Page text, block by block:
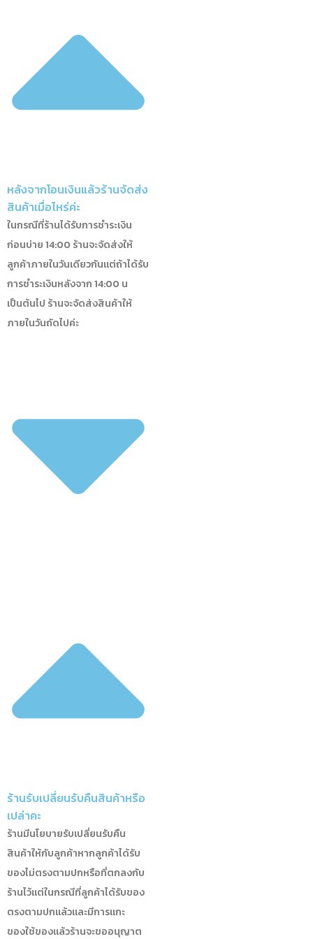
หลังจากโอนเงินแล้วร้านจัดส่ง
สินค้าเมื่อไหร่ค่ะ
ในกรณีที่ร้านได้รับการชำระเงิน
ก่อนบ่าย 14:00 ร้านจะจัดส่งให้
ลูกค้าภายในวันเดียวกันแต่ถ้าได้รับ
การชำระเงินหลังจาก 14:00 น
เป็นต้นไป ร้านจะจัดส่งสินค้าให้
ภายในวันถัดไปค่ะ
ร้านรับเปลี่ยนรับคืนสินค้าหรือ
เปล่าคะ
ร้านมีนโยบายรับเปลี่ยนรับคืน
สินค้าให้กับลูกค้าหากลูกค้าได้รับ
ของไม่ตรงตามปกหรือที่ตกลงกับ
ร้านไว้แต่ในกรณีที่ลูกค้าได้รับของ
ตรงตามปกแล้วและมีการแกะ
ของใช้ของแล้วร้านจะขออนุญาต